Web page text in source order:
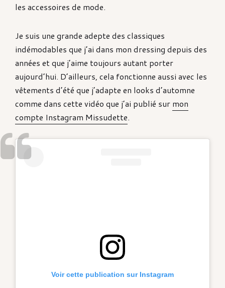
les accessoires de mode.
Je suis une grande adepte des classiques
indémodables que j’ai dans mon dressing depuis des
années et que j’aime toujours autant porter
aujourd’hui. D’ailleurs, cela fonctionne aussi avec les
vêtements d’été que j’adapte en looks d’automne
comme dans cette vidéo que j’ai publié sur mon
compte Instagram Missudette.
Voir cette publication sur Instagram